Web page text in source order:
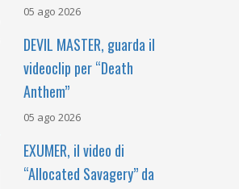
05 ago 2026
DEVIL MASTER, guarda il
videoclip per “Death
Anthem”
05 ago 2026
EXUMER, il video di
“Allocated Savagery” da